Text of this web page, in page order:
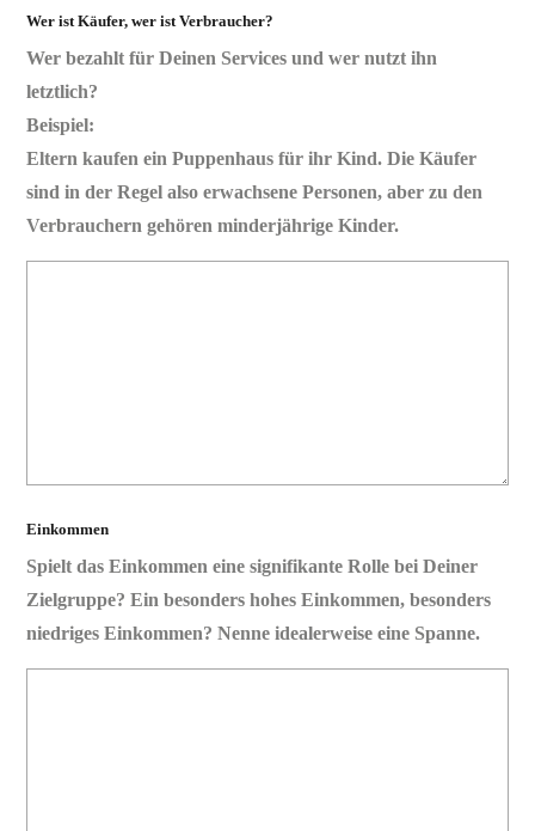
Wer ist Käufer, wer ist Verbraucher?
Wer bezahlt für Deinen Services und wer nutzt ihn
letztlich?
Beispiel:
Eltern kaufen ein Puppenhaus für ihr Kind. Die Käufer
sind in der Regel also erwachsene Personen, aber zu den
Verbrauchern gehören minderjährige Kinder.
Einkommen
Spielt das Einkommen eine signifikante Rolle bei Deiner
Zielgruppe? Ein besonders hohes Einkommen, besonders
niedriges Einkommen? Nenne idealerweise eine Spanne.